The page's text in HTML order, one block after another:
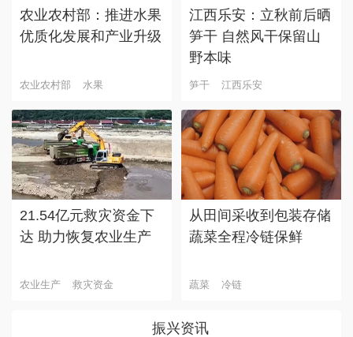
农业农村部：推进水果
优质化发展和产业升级
农业农村部 水果
江西乐安：立秋前后晒
笋干 自然风干保留山
野本味
笋干 江西乐安
21.54亿元救灾资金下
达 助力恢复农业生产
农业生产 救灾资金
从田间采收到包装存储
蔬菜全程冷链保鲜
蔬菜 冷链
振兴资讯